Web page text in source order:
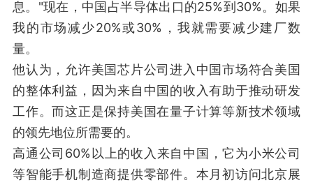
息。"现在，中国占半导体出口的25%到30%。如果
我的市场减少20%或30%，我就需要减少建厂数
量。
他认为，允许美国芯片公司进入中国市场符合美国
的整体利益，因为来自中国的收入有助于推动研发
工作。而这正是保持美国在量子计算等新技术领域
的领先地位所需要的。
高通公司60%以上的收入来自中国，它为小米公司
等智能手机制造商提供零部件。本月初访问北京展